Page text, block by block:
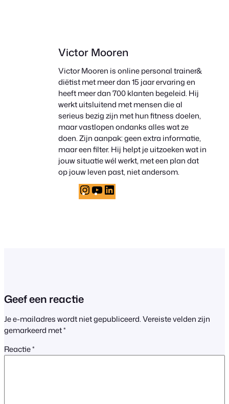
Victor Mooren
Victor Mooren is online personal trainer&
diëtist met meer dan 15 jaar ervaring en
heeft meer dan 700 klanten begeleid. Hij
werkt uitsluitend met mensen die al
serieus bezig zijn met hun fitness doelen,
maar vastlopen ondanks alles wat ze
doen. Zijn aanpak: geen extra informatie,
maar een filter. Hij helpt je uitzoeken wat in
jouw situatie wél werkt, met een plan dat
op jouw leven past, niet andersom.
Instagram
YouTube
Geef een reactie
Je e-mailadres wordt niet gepubliceerd.Vereiste velden zijn
gemarkeerd met*
Reactie*